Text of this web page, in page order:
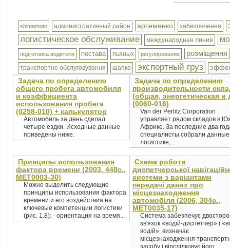
shimamoto административный район артеменко забезпечення
логистическое обслуживание
международная линия
подготовка водителя постава пьяных регулирование розміщення
транспортне обслуговування шапка экспортный груз
Задача по определению
общего пробега автомобиля
и коэффициента
использования пробега
(0258-010) + калькулятор
Автомобиль за день сделал
четыре ездки. Исходные данные
приведены ниже.
Задача по определению
производительности
(общая, энергетическая и
(0060-016)
Van der Perlitz Corporation
управляет рядом складов в
Африке. За последние два
специалисты собрали
логистике,...
Принципы использования
фактора времени (2003, 448с.,
MET0003-30)
Можно выделить следующие
принципы использования фактора
времени и его воздействия на
ключевые компетенции логистики
(рис. 1.8): - ориентация на время...
Схема роботи
диспетчерської
системи з варіантами
передачі даних про
місцезнаходження
автомобіля (2006, 304с.,
MET0035-17)
Система забезпечує
зв'язок «водій-диспетчер» і
водій», визначає
місцезнаходження